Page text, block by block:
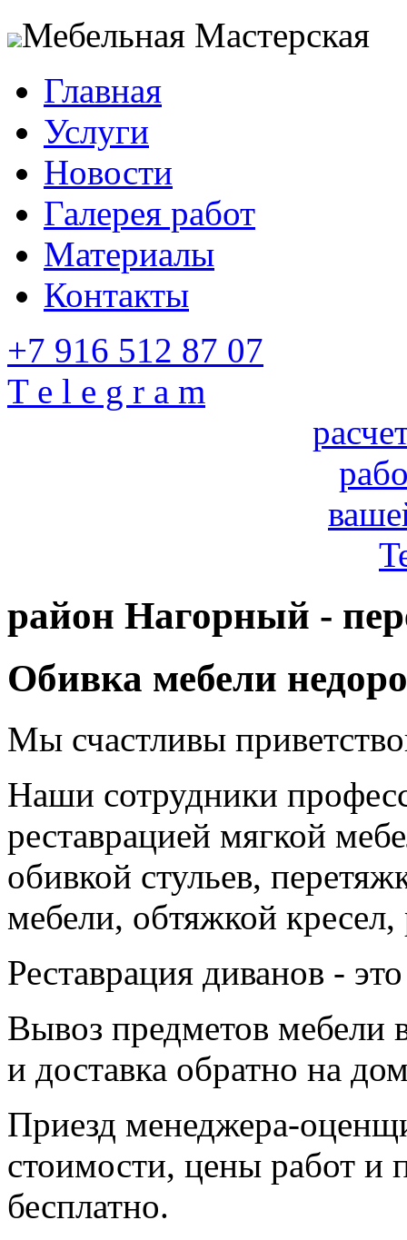
Мебельная Мастерская
Главная
Услуги
Новости
Галерея работ
Материалы
Контакты
+7 916 512 87 07
T e l e g r a m
район Нагорный -
Обивка мебели
Мы счастливы
Наши сотрудники
реставрацией мягкой
обивкой стульев,
мебели, обтяжкой
Реставрация диванов -
Вывоз предметов
и доставка обратно на
Приезд менеджера-
стоимости, цены работ и
бесплатно.